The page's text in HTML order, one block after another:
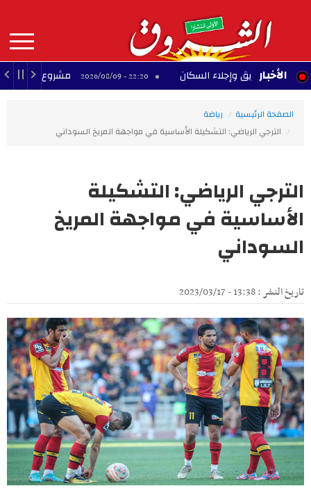
contenu
principal
MAIN
NAVIGATION الأخبار
حريق وإجلاء السكان 22:20 - 2026/08/09 مشروع تجاري متوقف بحي
الصفحة الرئيسية
رياضة
الترجي الرياضي: التشكيلة الأساسية في مواجهة المريخ السوداني
الترجي الرياضي: التشكيلة
الأساسية في مواجهة المريخ
السوداني
تاريخ النشر : 13:38 - 2023/03/17